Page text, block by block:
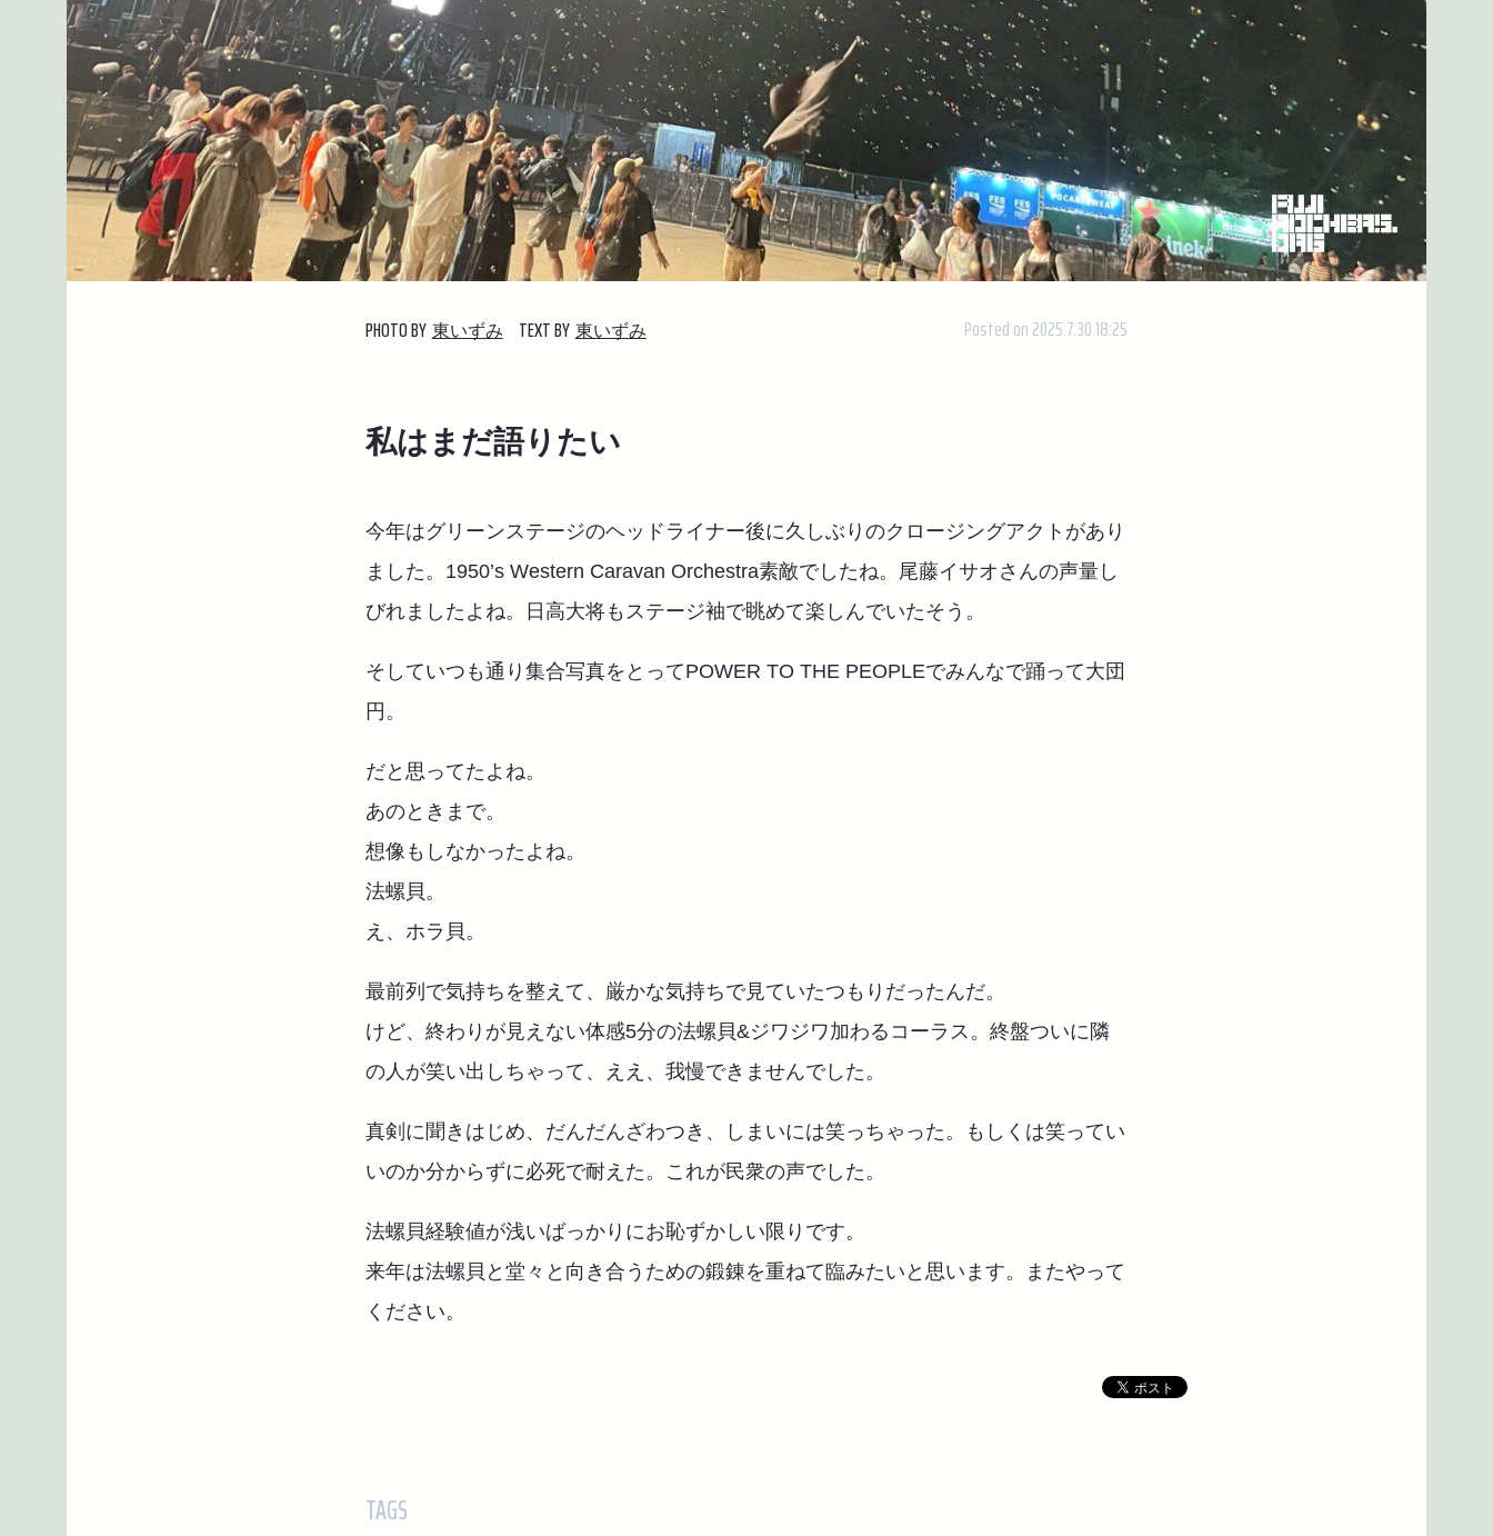
PHOTO BY 東いずみ TEXT BY 東いずみ Posted on 2025.7.30 18:25
私はまだ語りたい
今年はグリーンステージのヘッドライナー後に久しぶりのクロージングアクトがあり
ました。1950’s Western Caravan Orchestra素敵でしたね。尾藤イサオさんの声量し
びれましたよね。日高大将もステージ袖で眺めて楽しんでいたそう。
そしていつも通り集合写真をとってPOWER TO THE PEOPLEでみんなで踊って大団
円。
だと思ってたよね。
あのときまで。
想像もしなかったよね。
法螺貝。
え、ホラ貝。
最前列で気持ちを整えて、厳かな気持ちで見ていたつもりだったんだ。
けど、終わりが見えない体感5分の法螺貝&ジワジワ加わるコーラス。終盤ついに隣
の人が笑い出しちゃって、ええ、我慢できませんでした。
真剣に聞きはじめ、だんだんざわつき、しまいには笑っちゃった。もしくは笑ってい
いのか分からずに必死で耐えた。これが民衆の声でした。
法螺貝経験値が浅いばっかりにお恥ずかしい限りです。
来年は法螺貝と堂々と向き合うための鍛錬を重ねて臨みたいと思います。またやって
ください。
TAGS